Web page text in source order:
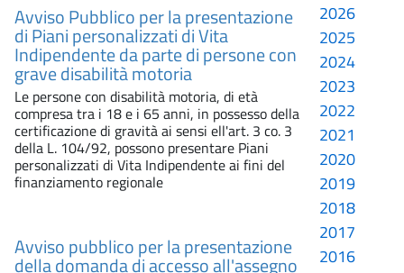
Avviso Pubblico per la presentazione
di Piani personalizzati di Vita
Indipendente da parte di persone con
grave disabilità motoria
Le persone con disabilità motoria, di età
compresa tra i 18 e i 65 anni, in possesso della
certificazione di gravità ai sensi ell'art. 3 co. 3
della L. 104/92, possono presentare Piani
personalizzati di Vita Indipendente ai fini del
finanziamento regionale
Avviso pubblico per la presentazione
della domanda di accesso all'assegno
2026
2025
2024
2023
2022
2021
2020
2019
2018
2017
2016